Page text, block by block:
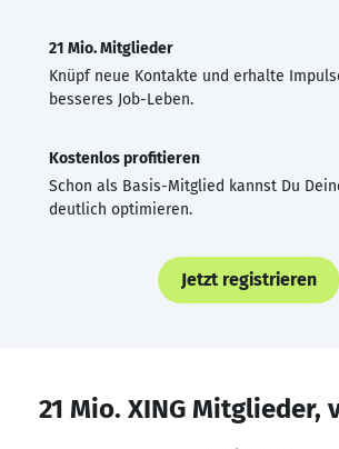
21 Mio. Mitglieder
Knüpf neue Kontakte und erhalte
besseres Job-Leben.
Kostenlos profitieren
Schon als Basis-Mitglied kannst Du
deutlich optimieren.
Jetzt registrieren
21 Mio. XING Mitglieder,